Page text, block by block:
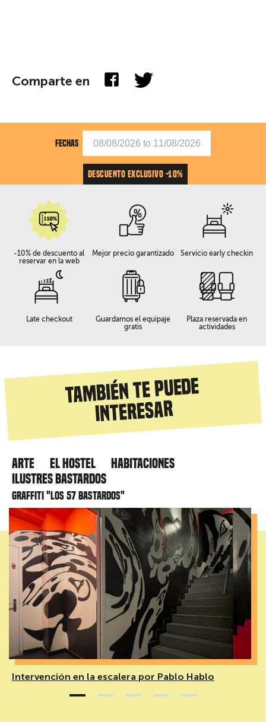
Comparte en
FECHAS
DESCUENTO EXCLUSIVO -10%
-10% de descuento al
reservar en la web
Mejor precio garantizado Servicio early checkin
Late checkout
Guardamos el equipaje
gratis
Plaza reservada en
actividades
También te puede
interesar
Arte El hostel
Habitaciones
Ilustres Bastardos
Graffiti "Los 57 bastardos"
Intervención en la escalera por Pablo Hablo
1 2 3 4 5